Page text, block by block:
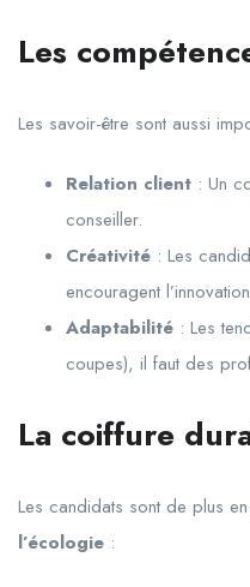
Les
Les savoir-être sont aussi
Relation client : Un
conseiller.
Créativité : Les
encouragent
Adaptabilité : Les
coupes), il faut des
La coiffure
Les candidats sont de plus
l’écologie :